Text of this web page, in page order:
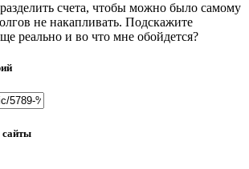
счета, чтобы можно было самому
не накапливать. Подскажите
реально и во что мне обойдется?
сайты